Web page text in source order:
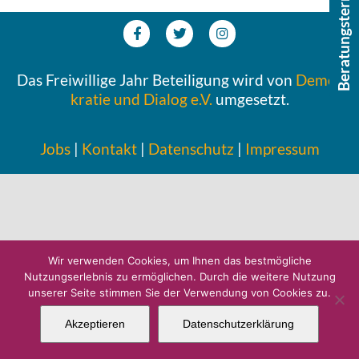
Das Frei­wil­li­ge Jahr Betei­li­gung wird von Demo­
kra­tie und Dialog e.V. umgesetzt.
Jobs| Kontakt| Daten­schutz| Impres­sum
Wir verwenden Cookies, um Ihnen das bestmögliche
Nutzungserlebnis zu ermöglichen. Durch die weitere Nutzung
unserer Seite stimmen Sie der Verwendung von Cookies zu.
Akzeptieren Datenschutzerklärung